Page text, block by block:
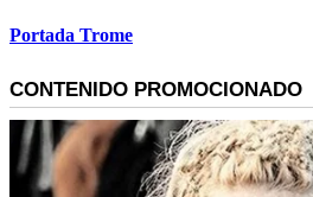
Portada Trome